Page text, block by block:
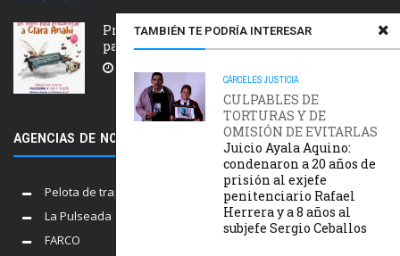
TAMBIÉN TE PODRÍA INTERESAR
CÁRCELES JUSTICIA
CULPABLES DE
TORTURAS Y DE
OMISIÓN DE EVITARLAS
Juicio Ayala Aquino:
condenaron a 20 años de
prisión al exjefe
penitenciario Rafael
Herrera y a 8 años al
subjefe Sergio Ceballos
Próxima estación: un tren de ida y vuelta
para Clara Anahí
AGENCIAS DE NOTICIAS AMIGAS
Pelota de trapo
La Pulseada
FARCO